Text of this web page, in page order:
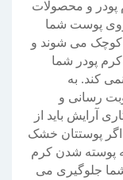
و محصولات
پوست شما
کوچک می شوند و
پودر شما
کند. به
رسانی و
آرایش باید از
اگر پوستتان خشک
پوسته شدن کرم
جلوگیری می